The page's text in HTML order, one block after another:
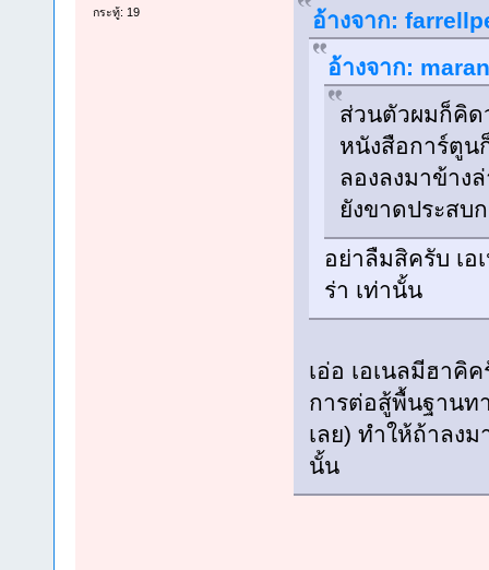
กระทู้: 19
อ้างจาก:
อ้างจาก:
ส่วนตัวผมก็คิด
หนังสือการ์ตูน
ลองลงมาข้าง
ยังขาดประสบ
อย่าลืมสิครับ เอ
ร่า เท่านั้น
เอ่อ เอเนลมีฮาคิ
การต่อสู้พื้นฐานท
เลย) ทำให้ถ้าลง
นั้น